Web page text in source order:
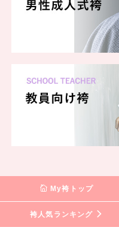
My袴トップ
袴人気ランキング